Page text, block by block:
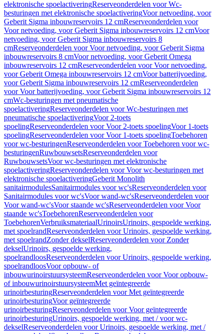
elektronische spoelactiveringReserveonderdelen voor Wc-
besturingen met elektronische spoelactiveringVoor netvoeding, voor
Geberit Sigma inbouwreservoirs 12 cmReserveonderdelen voor
Voor netvoeding, voor Geberit Sigma inbouwreservoirs 12 cmVoor
netvoeding, voor Geberit Sigma inbouwreservoirs 8
cmReserveonderdelen voor Voor netvoeding, voor Geberit Sigma
inbouwreservoirs 8 cmVoor netvoeding, voor Geberit Omega
inbouwreservoirs 12 cmReserveonderdelen voor Voor netvoeding,
voor Geberit Omega inbouwreservoirs 12 cmVoor batterijvoeding,
voor Geberit Sigma inbouwreservoirs 12 cmReserveonderdelen
voor Voor batterijvoeding, voor Geberit Sigma inbouwreservoirs 12
cmWc-besturingen met pneumatische
spoelactiveringReserveonderdelen voor Wc-besturingen met
pneumatische spoelactiveringVoor 2-toets
spoelingReserveonderdelen voor Voor 2-toets spoelingVoor 1-toets
spoelingReserveonderdelen voor Voor 1-toets spoelingToebehoren
voor wc-besturingenReserveonderdelen voor Toebehoren voor wc-
besturingenRuwbouwsetsReserveonderdelen voor
RuwbouwsetsVoor wc-besturingen met elektronische
spoelactiveringReserveonderdelen voor Voor wc-besturingen met
elektronische spoelactiveringGeberit Monolith
sanitairmodulesSanitairmodules voor wc'sReserveonderdelen voor
Sanitairmodules voor wc'sVoor wand-wc'sReserveonderdelen voor
Voor wand-wc'sVoor staande wc'sReserveonderdelen voor Voor
staande wc'sToebehorenReserveonderdelen voor
ToebehorenVerbruiksmateriaalUrinoirsUrinoirs, gespoelde werking,
met spoelrandReserveonderdelen voor Urinoirs, gespoelde werking,
met spoelrandZonder dekselReserveonderdelen voor Zonder
dekselUrinoirs, gespoelde werking,
spoelrandloosReserveonderdelen voor Urinoirs, gespoelde werking,
spoelrandloosVoor opbouw- of
inbouwurinoirstuursysteemReserveonderdelen voor Voor opbouw-
of inbouwurinoirstuursysteemMet geïntegreerde
urinoirbesturingReserveonderdelen voor Met geïntegreerde
urinoirbesturingVoor geïntegreerde
urinoirbesturingReserveonderdelen voor Voor geïntegreerde
urinoirbesturingUrinoirs, gespoelde werking, met / voor wc-
dekselReserveonderdelen voor Urinoirs, gespoelde werking, met /